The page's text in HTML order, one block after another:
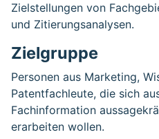
Zielstellungen von
und Zitierungsanalysen.
Zielgruppe
Personen aus Marketing,
Patentfachleute, die sich
Fachinformation
erarbeiten wollen.